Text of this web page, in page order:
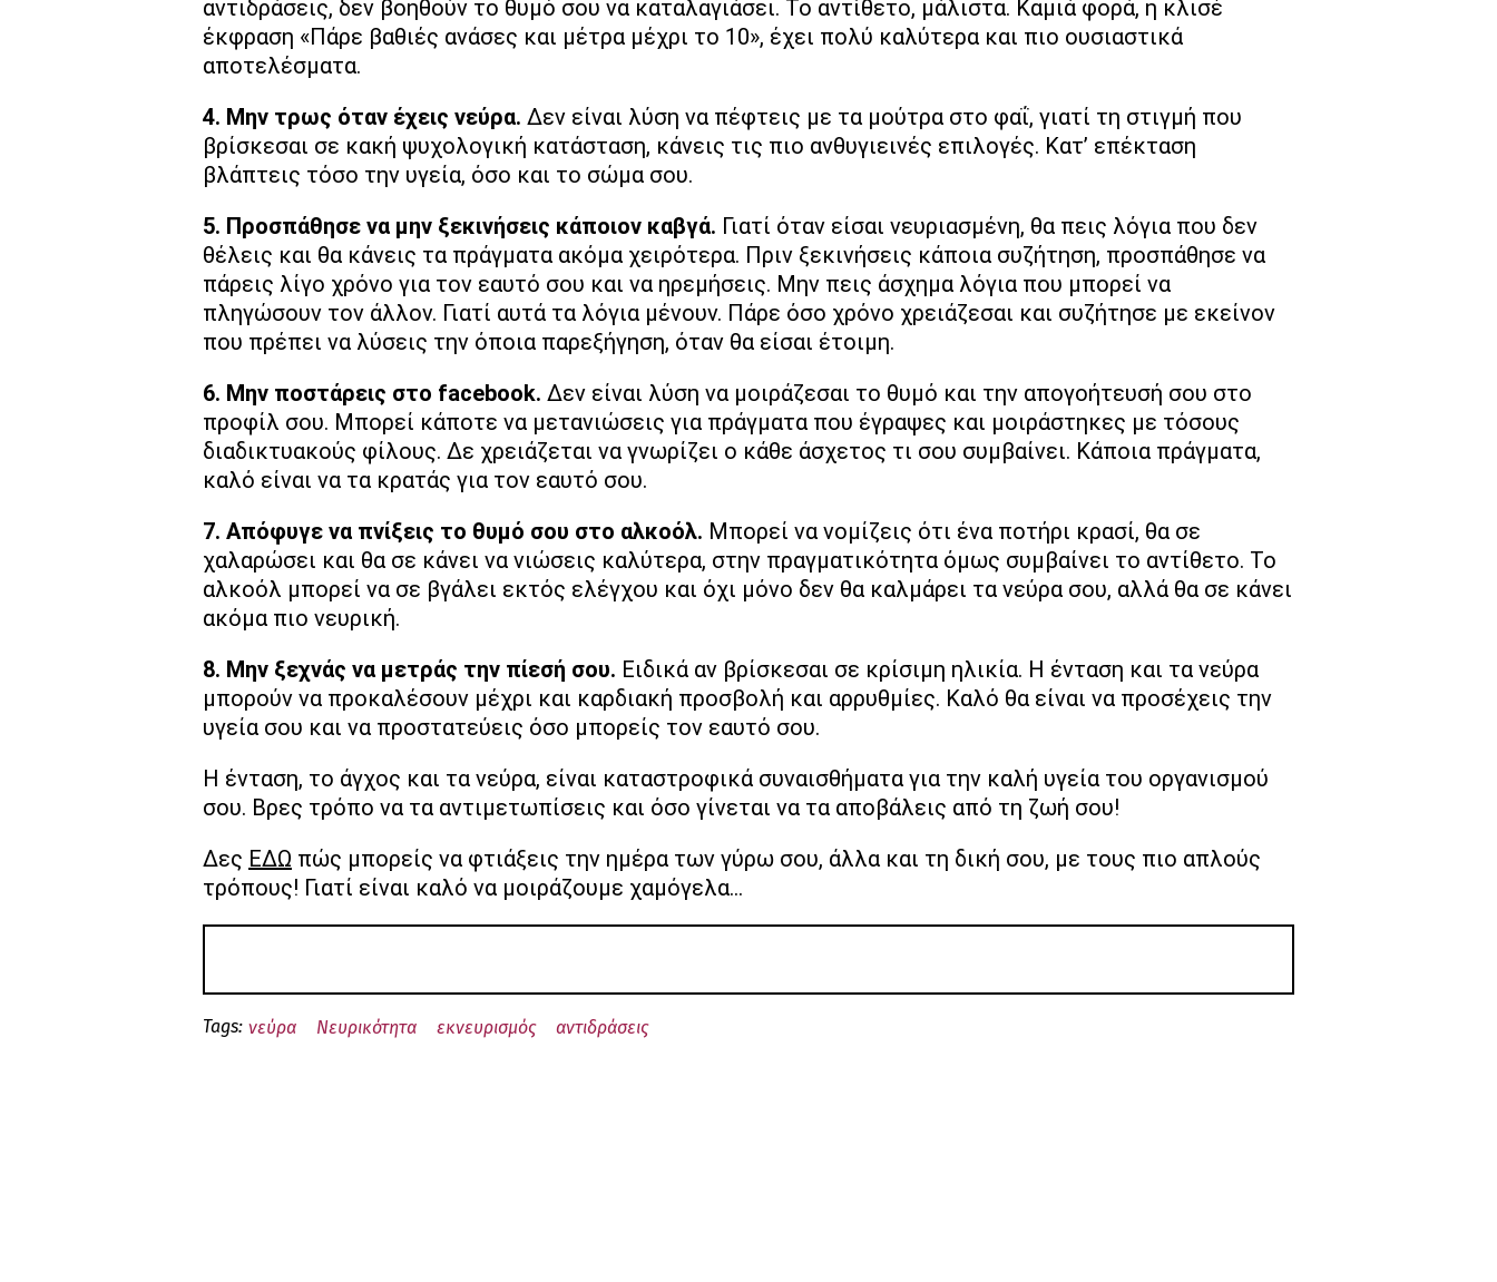
αντιδράσεις, δεν βοηθούν το θυμό σου να καταλαγιάσει. Το αντίθετο, μάλιστα. Καμιά φορά, η κλισέ
έκφραση «Πάρε βαθιές ανάσες και μέτρα μέχρι το 10», έχει πολύ καλύτερα και πιο ουσιαστικά
αποτελέσματα.
4. Μην τρως όταν έχεις νεύρα. Δεν είναι λύση να πέφτεις με τα μούτρα στο φαΐ, γιατί τη στιγμή που
βρίσκεσαι σε κακή ψυχολογική κατάσταση, κάνεις τις πιο ανθυγιεινές επιλογές. Κατ’ επέκταση
βλάπτεις τόσο την υγεία, όσο και το σώμα σου.
5. Προσπάθησε να μην ξεκινήσεις κάποιον καβγά. Γιατί όταν είσαι νευριασμένη, θα πεις λόγια που δεν
θέλεις και θα κάνεις τα πράγματα ακόμα χειρότερα. Πριν ξεκινήσεις κάποια συζήτηση, προσπάθησε να
πάρεις λίγο χρόνο για τον εαυτό σου και να ηρεμήσεις. Μην πεις άσχημα λόγια που μπορεί να
πληγώσουν τον άλλον. Γιατί αυτά τα λόγια μένουν. Πάρε όσο χρόνο χρειάζεσαι και συζήτησε με εκείνον
που πρέπει να λύσεις την όποια παρεξήγηση, όταν θα είσαι έτοιμη.
6. Μην ποστάρεις στο facebook. Δεν είναι λύση να μοιράζεσαι το θυμό και την απογοήτευσή σου στο
προφίλ σου. Μπορεί κάποτε να μετανιώσεις για πράγματα που έγραψες και μοιράστηκες με τόσους
διαδικτυακούς φίλους. Δε χρειάζεται να γνωρίζει ο κάθε άσχετος τι σου συμβαίνει. Κάποια πράγματα,
καλό είναι να τα κρατάς για τον εαυτό σου.
7. Απόφυγε να πνίξεις το θυμό σου στο αλκοόλ. Μπορεί να νομίζεις ότι ένα ποτήρι κρασί, θα σε
χαλαρώσει και θα σε κάνει να νιώσεις καλύτερα, στην πραγματικότητα όμως συμβαίνει το αντίθετο. Το
αλκοόλ μπορεί να σε βγάλει εκτός ελέγχου και όχι μόνο δεν θα καλμάρει τα νεύρα σου, αλλά θα σε κάνει
ακόμα πιο νευρική.
8. Μην ξεχνάς να μετράς την πίεσή σου. Ειδικά αν βρίσκεσαι σε κρίσιμη ηλικία. Η ένταση και τα νεύρα
μπορούν να προκαλέσουν μέχρι και καρδιακή προσβολή και αρρυθμίες. Καλό θα είναι να προσέχεις την
υγεία σου και να προστατεύεις όσο μπορείς τον εαυτό σου.
Η ένταση, το άγχος και τα νεύρα, είναι καταστροφικά συναισθήματα για την καλή υγεία του οργανισμού
σου. Βρες τρόπο να τα αντιμετωπίσεις και όσο γίνεται να τα αποβάλεις από τη ζωή σου!
Δες ΕΔΩ πώς μπορείς να φτιάξεις την ημέρα των γύρω σου, άλλα και τη δική σου, με τους πιο απλούς
τρόπους! Γιατί είναι καλό να μοιράζουμε χαμόγελα...
Tags: νεύρα Νευρικότητα εκνευρισμός αντιδράσεις